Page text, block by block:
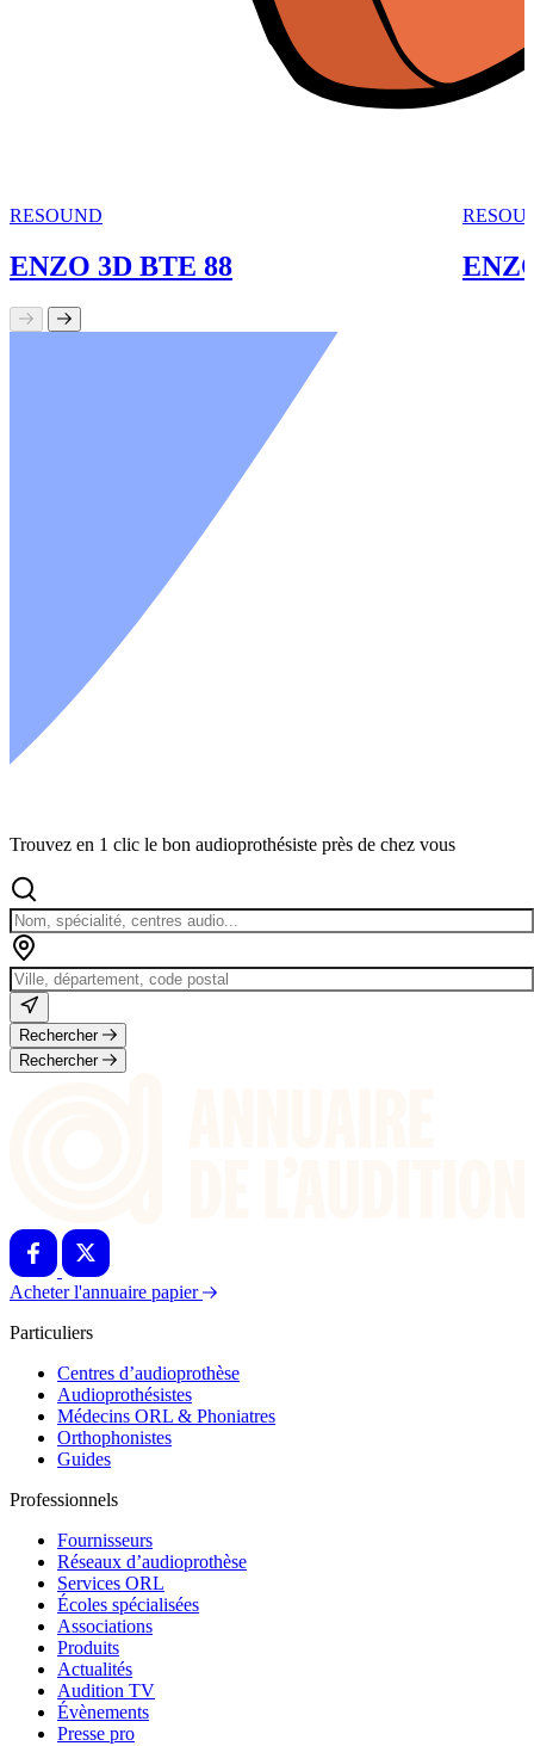
RESOUND
ENZO 3D BTE 88
Trouvez en 1 clic le bon audioprothésiste près de chez vous
Rechercher
Rechercher
Acheter l'annuaire papier
Particuliers
Centres d’audioprothèse
Audioprothésistes
Médecins ORL & Phoniatres
Orthophonistes
Guides
Professionnels
Fournisseurs
Réseaux d’audioprothèse
Services ORL
Écoles spécialisées
Associations
Produits
Actualités
Audition TV
Évènements
Presse pro